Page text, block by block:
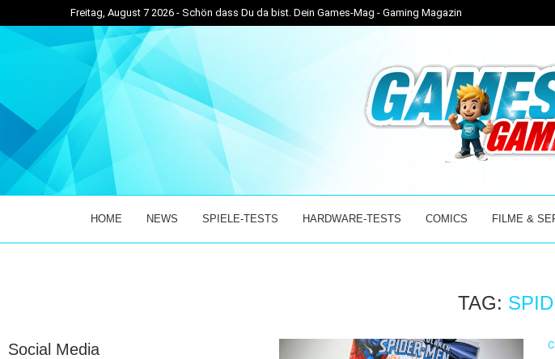
Freitag, August 7 2026 - Schön dass Du da bist. Dein Games-Mag - Gaming Magazin
MIX AUS... GAMING NEWS: MISTFALL HUNTER RELEASE LIVETICKER! – DER... ENTER THE
HOME NEWS SPIELE-TESTS HARDWARE-TESTS COMICS FILME &
TAG:
Social Media